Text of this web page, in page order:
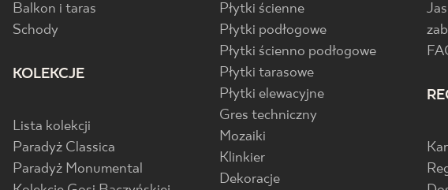
Balkon i taras
Schody
KOLEKCJE
Lista kolekcji
Paradyż Classica
Paradyż Monumental
Płytki ścienne
Płytki podłogowe
Płytki ścienno podłogowe
Płytki tarasowe
Płytki elewacyjne
Gres techniczny
Mozaiki
Klinkier
Dekoracje